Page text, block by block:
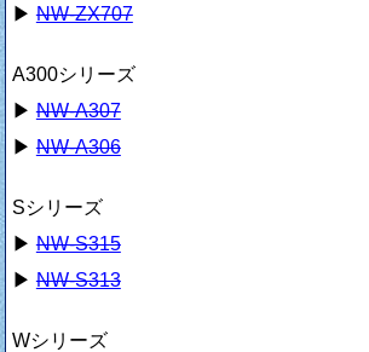
▶NW-ZX707
A300シリーズ
▶NW-A307
▶NW-A306
Sシリーズ
▶NW-S315
▶NW-S313
Wシリーズ